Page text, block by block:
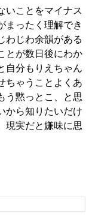
いことをマイナス
まったく理解でき
わじわ余韻がある
とが数日後にわか
自分もりえちゃん
ちゃうことよくあ
う黙っとこ、と思
から知りたいだけ
現実だと嫌味に思